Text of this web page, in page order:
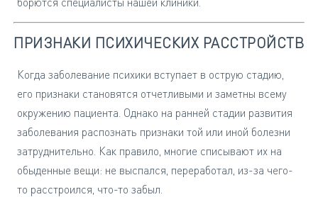
ПРИЗНАКИ ПСИХИЧЕСКИХ РАССТРОЙСТВ
Когда заболевание психики вступает в острую стадию,
его признаки становятся отчетливыми и заметны всему
окружению пациента. Однако на ранней стадии развития
заболевания распознать признаки той или иной болезни
затруднительно. Как правило, многие списывают их на
обыденные вещи: не выспался, переработал, из-за чего-
то расстроился, что-то забыл.